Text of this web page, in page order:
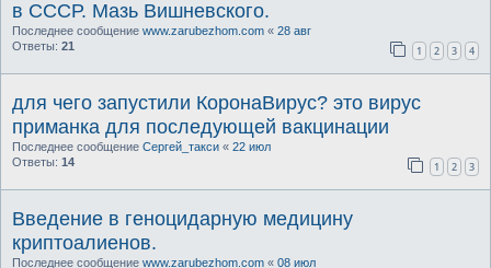
в СССР. Мазь Вишневского.
Последнее сообщение www.zarubezhom.com « 28 авг
Ответы: 21 1 2 3 4
для чего запустили КоронаВирус? это вирус
приманка для последующей вакцинации
Последнее сообщение Сергей_такси « 22 июл
Ответы: 14 1 2 3
Введение в геноцидарную медицину
криптоалиенов.
Последнее сообщение www.zarubezhom.com « 08 июл